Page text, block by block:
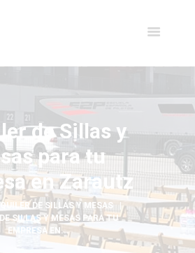
de Sillas y
para tu
en Zarautz
DE SILLAS Y MESAS
SILLAS Y MESAS PARA TU
EMPRESA EN...